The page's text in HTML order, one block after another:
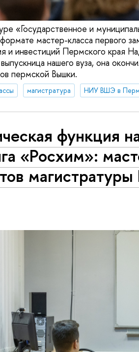
«Государственное и
мастер-класса первого
и инвестиций Пермского края
нашего вуза, она
пермской Вышки.
магистратура НИУ ВШЭ в
функция
«Росхим»: